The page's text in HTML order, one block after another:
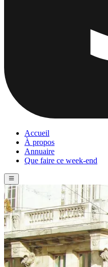
Accueil
À propos
Annuaire
Que faire ce week-end